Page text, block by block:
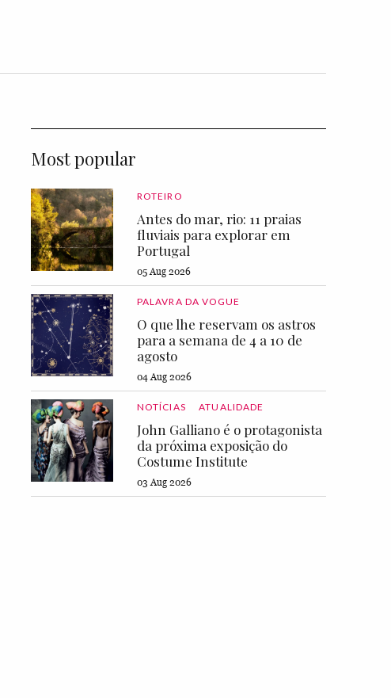
Most popular
ROTEIRO
Antes do mar, rio: 11 praias
fluviais para explorar em
Portugal
05 Aug 2026
PALAVRA DA VOGUE
O que lhe reservam os astros
para a semana de 4 a 10 de
agosto
04 Aug 2026
NOTÍCIAS ATUALIDADE
John Galliano é o protagonista
da próxima exposição do
Costume Institute
03 Aug 2026